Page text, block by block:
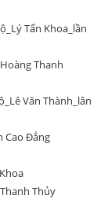
Tấn Khoa_lần
Thanh
Văn Thành_lân
Cao Đẳng
Thủy